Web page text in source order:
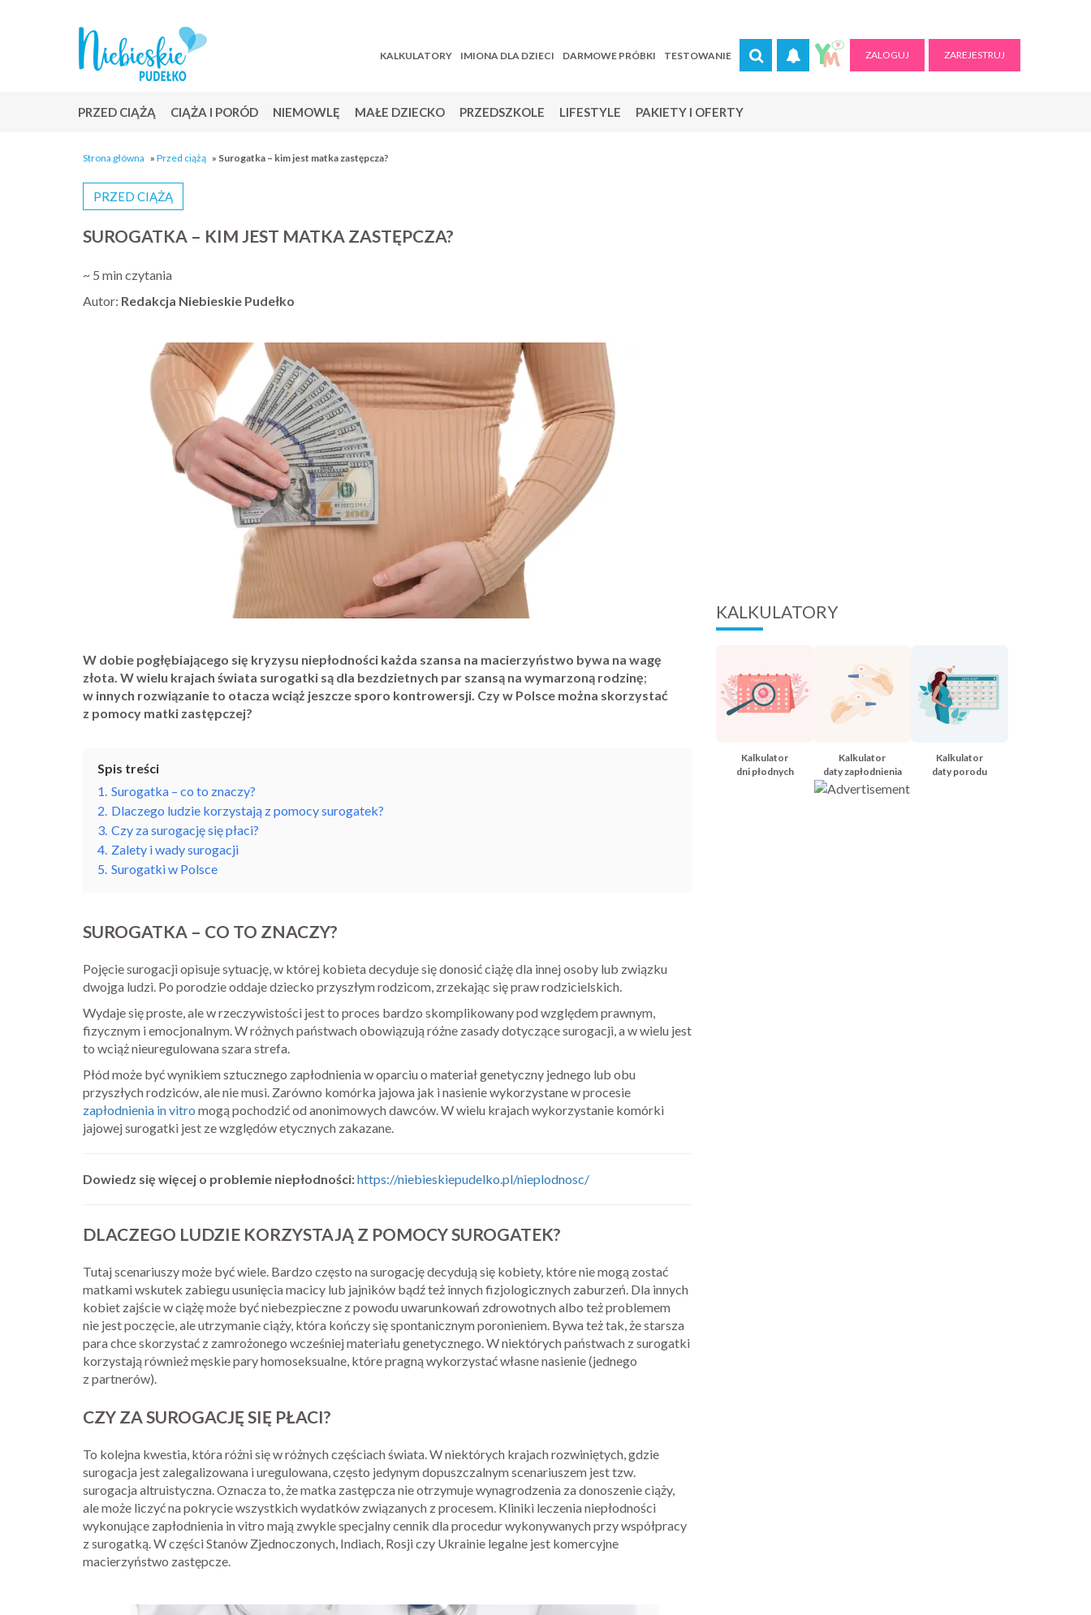
KALKULATORY IMIONA DLA DZIECI DARMOWE PRÓBKI TESTOWANIE ZALOGUJ ZAREJESTRUJ
PRZED CIĄŻĄ CIĄŻA I PORÓD NIEMOWLĘ MAŁE DZIECKO PRZEDSZKOLE LIFESTYLE PAKIETY I OFERTY
Strona główna » Przed ciążą » Surogatka – kim jest matka zastępcza?
SUROGATKA – KIM JEST MATKA ZASTĘPCZA?
PRZED CIĄŻĄ
~ 5 min czytania
Autor: Redakcja Niebieskie Pudełko
W dobie pogłębiającego się kryzysu niepłodności każda szansa na macierzyństwo bywa na wagę
złota. W wielu krajach świata surogatki są dla bezdzietnych par szansą na wymarzoną rodzinę;
w innych rozwiązanie to otacza wciąż jeszcze sporo kontrowersji. Czy w Polsce można skorzystać
z pomocy matki zastępczej?
Spis treści
1. Surogatka – co to znaczy?
2. Dlaczego ludzie korzystają z pomocy surogatek?
3. Czy za surogację się płaci?
4. Zalety i wady surogacji
5. Surogatki w Polsce
SUROGATKA – CO TO ZNACZY?
Pojęcie surogacji opisuje sytuację, w której kobieta decyduje się donosić ciążę dla innej osoby lub związku
dwojga ludzi. Po porodzie oddaje dziecko przyszłym rodzicom, zrzekając się praw rodzicielskich.
Wydaje się proste, ale w rzeczywistości jest to proces bardzo skomplikowany pod względem prawnym,
fizycznym i emocjonalnym. W różnych państwach obowiązują różne zasady dotyczące surogacji, a w wielu jest
to wciąż nieuregulowana szara strefa.
Płód może być wynikiem sztucznego zapłodnienia w oparciu o materiał genetyczny jednego lub obu
przyszłych rodziców, ale nie musi. Zarówno komórka jajowa jak i nasienie wykorzystane w procesie
zapłodnienia in vitro mogą pochodzić od anonimowych dawców. W wielu krajach wykorzystanie komórki
jajowej surogatki jest ze względów etycznych zakazane.
Dowiedz się więcej o problemie niepłodności:https://niebieskiepudelko.pl/nieplodnosc/
DLACZEGO LUDZIE KORZYSTAJĄ Z POMOCY SUROGATEK?
Tutaj scenariuszy może być wiele. Bardzo często na surogację decydują się kobiety, które nie mogą zostać
matkami wskutek zabiegu usunięcia macicy lub jajników bądź też innych fizjologicznych zaburzeń. Dla innych
kobiet zajście w ciążę może być niebezpieczne z powodu uwarunkowań zdrowotnych albo też problemem
nie jest poczęcie, ale utrzymanie ciąży, która kończy się spontanicznym poronieniem. Bywa też tak, że starsza
para chce skorzystać z zamrożonego wcześniej materiału genetycznego. W niektórych państwach z surogatki
korzystają również męskie pary homoseksualne, które pragną wykorzystać własne nasienie (jednego
z partnerów).
CZY ZA SUROGACJĘ SIĘ PŁACI?
To kolejna kwestia, która różni się w różnych częściach świata. W niektórych krajach rozwiniętych, gdzie
surogacja jest zalegalizowana i uregulowana, często jedynym dopuszczalnym scenariuszem jest tzw.
surogacja altruistyczna. Oznacza to, że matka zastępcza nie otrzymuje wynagrodzenia za donoszenie ciąży,
ale może liczyć na pokrycie wszystkich wydatków związanych z procesem. Kliniki leczenia niepłodności
wykonujące zapłodnienia in vitro mają zwykle specjalny cennik dla procedur wykonywanych przy współpracy
z surogatką. W części Stanów Zjednoczonych, Indiach, Rosji czy Ukrainie legalne jest komercyjne
macierzyństwo zastępcze.
KALKULATORY
Kalkulator
dni płodnych
Kalkulator
daty zapłodnienia
Kalkulator
daty porodu